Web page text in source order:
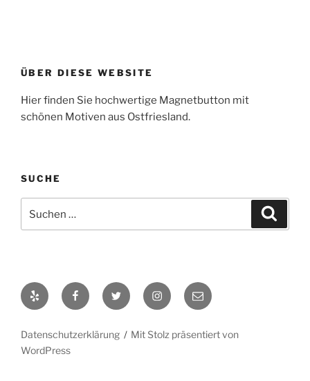
ÜBER DIESE WEBSITE
Hier finden Sie hochwertige Magnetbutton mit
schönen Motiven aus Ostfriesland.
SUCHE
nach:
Yelp FacebookTwitter Instagram
E-
Mail
Datenschutzerklärung
Mit Stolz präsentiert von
WordPress